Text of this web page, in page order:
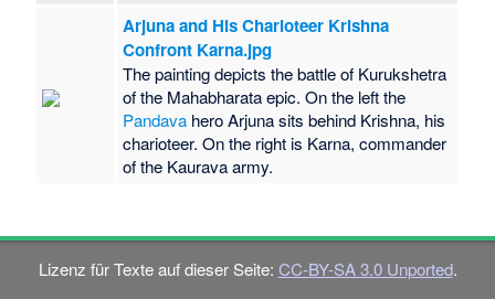
Arjuna and His Charioteer Krishna
Confront Karna.jpg
The painting depicts the battle of Kurukshetra
of the Mahabharata epic. On the left the
Pandava hero Arjuna sits behind Krishna, his
charioteer. On the right is Karna, commander
of the Kaurava army.
Lizenz für Texte auf dieser Seite: CC-BY-SA 3.0 Unported.